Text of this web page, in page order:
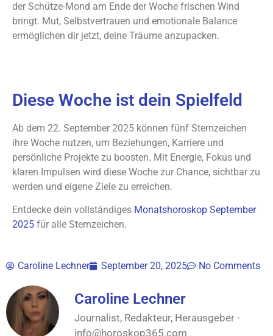
der Schütze-Mond am Ende der Woche frischen Wind
bringt. Mut, Selbstvertrauen und emotionale Balance
ermöglichen dir jetzt, deine Träume anzupacken.
Diese Woche ist dein Spielfeld
Ab dem 22. September 2025 können fünf Sternzeichen
ihre Woche nutzen, um Beziehungen, Karriere und
persönliche Projekte zu boosten. Mit Energie, Fokus und
klaren Impulsen wird diese Woche zur Chance, sichtbar zu
werden und eigene Ziele zu erreichen.
Entdecke dein vollständiges Monatshoroskop September
2025 für alle Sternzeichen.
Caroline Lechner September 20, 2025 No Comments
Caroline Lechner
Journalist, Redakteur, Herausgeber -
info@horoskop365.com